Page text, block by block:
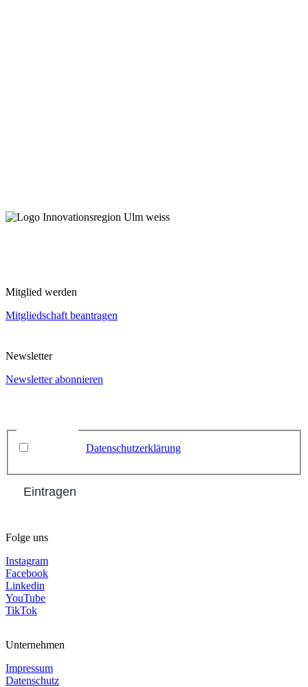
Mitglied werden
Mitgliedschaft beantragen
Newsletter
Newsletter abonnieren
Datenschutzerklärung
Eintragen
Folge uns
Instagram
Facebook
Linkedin
YouTube
TikTok
Unternehmen
Impressum
Datenschutz